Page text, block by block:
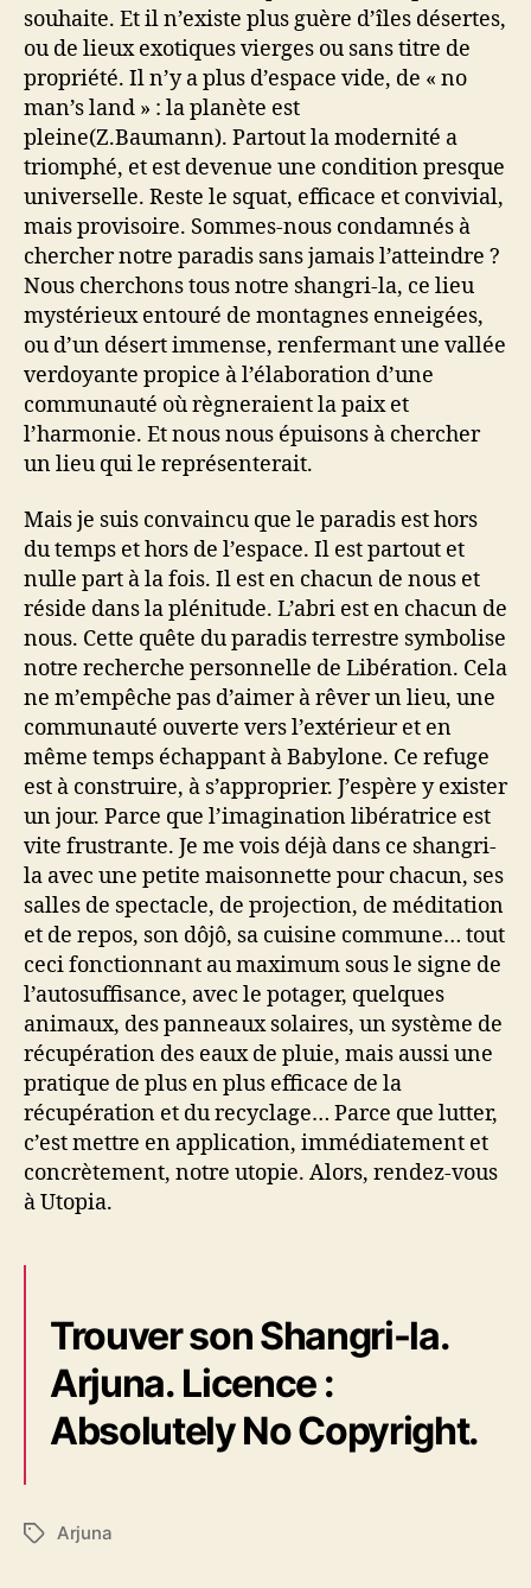
souhaite. Et il n’existe plus guère d’îles désertes,
ou de lieux exotiques vierges ou sans titre de
propriété. Il n’y a plus d’espace vide, de « no
man’s land » : la planète est
pleine(Z.Baumann). Partout la modernité a
triomphé, et est devenue une condition presque
universelle. Reste le squat, efficace et convivial,
mais provisoire. Sommes-nous condamnés à
chercher notre paradis sans jamais l’atteindre ?
Nous cherchons tous notre shangri-la, ce lieu
mystérieux entouré de montagnes enneigées,
ou d’un désert immense, renfermant une vallée
verdoyante propice à l’élaboration d’une
communauté où règneraient la paix et
l’harmonie. Et nous nous épuisons à chercher
un lieu qui le représenterait.
Mais je suis convaincu que le paradis est hors
du temps et hors de l’espace. Il est partout et
nulle part à la fois. Il est en chacun de nous et
réside dans la plénitude. L’abri est en chacun de
nous. Cette quête du paradis terrestre symbolise
notre recherche personnelle de Libération. Cela
ne m’empêche pas d’aimer à rêver un lieu, une
communauté ouverte vers l’extérieur et en
même temps échappant à Babylone. Ce refuge
est à construire, à s’approprier. J’espère y exister
un jour. Parce que l’imagination libératrice est
vite frustrante. Je me vois déjà dans ce shangri-
la avec une petite maisonnette pour chacun, ses
salles de spectacle, de projection, de méditation
et de repos, son dôjô, sa cuisine commune… tout
ceci fonctionnant au maximum sous le signe de
l’autosuffisance, avec le potager, quelques
animaux, des panneaux solaires, un système de
récupération des eaux de pluie, mais aussi une
pratique de plus en plus efficace de la
récupération et du recyclage… Parce que lutter,
c’est mettre en application, immédiatement et
concrètement, notre utopie. Alors, rendez-vous
à Utopia.
Trouver son Shangri-la.
Arjuna. Licence :
Absolutely No Copyright.
É
Arjuna